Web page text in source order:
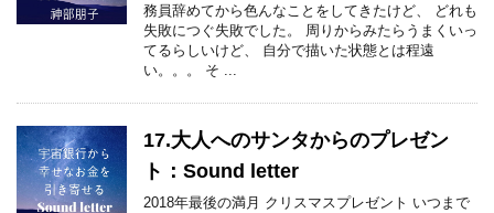
務員辞めてから色んなことをしてきたけど、 どれも
失敗につぐ失敗でした。 周りからみたらうまくいっ
てるらしいけど、 自分で描いた状態とは程遠
い。。。 そ ...
17.大人へのサンタからのプレゼン
ト：Sound letter
2018年最後の満月 クリスマスプレゼント いつまで